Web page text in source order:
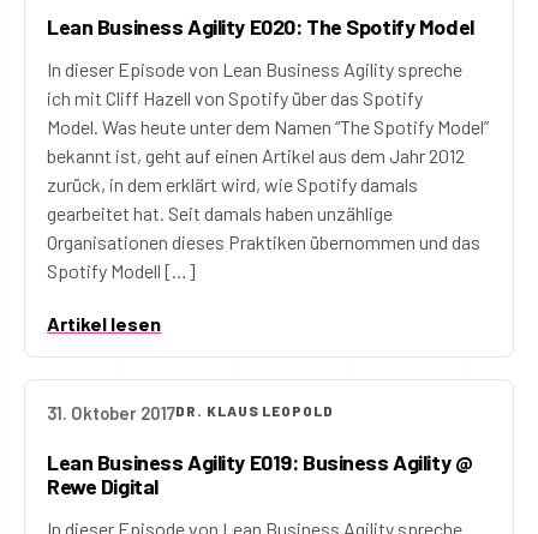
Lean Business Agility E020: The Spotify Model
In dieser Episode von Lean Business Agility spreche
ich mit Cliff Hazell von Spotify über das Spotify
Model. Was heute unter dem Namen “The Spotify Model”
bekannt ist, geht auf einen Artikel aus dem Jahr 2012
zurück, in dem erklärt wird, wie Spotify damals
gearbeitet hat. Seit damals haben unzählige
Organisationen dieses Praktiken übernommen und das
Spotify Modell […]
Artikel lesen
31. Oktober 2017DR. KLAUS LEOPOLD
Lean Business Agility E019: Business Agility @
Rewe Digital
In dieser Episode von Lean Business Agility spreche